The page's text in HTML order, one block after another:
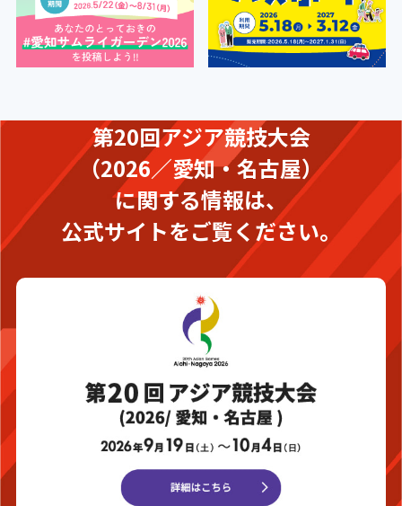
第20回アジア競技大会
（2026／愛知・名古屋）
に関する情報は、
公式サイトをご覧ください。